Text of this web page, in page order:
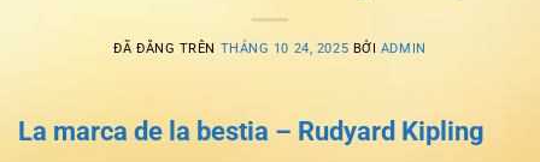
ĐÃ ĐĂNG TRÊN THÁNG 10 24, 2025 BỞI ADMIN
La marca de la bestia – Rudyard Kipling